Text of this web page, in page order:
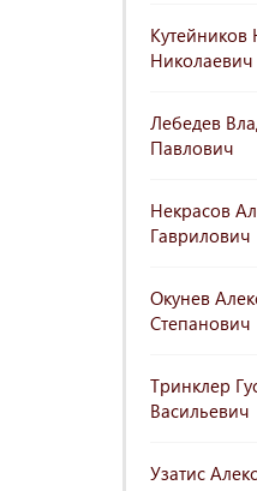
Кутейников
Николаевич
Лебедев
Павлович
Некрасов
Гаврилович
Окунев
Степанович
Тринклер
Васильевич
Узатис